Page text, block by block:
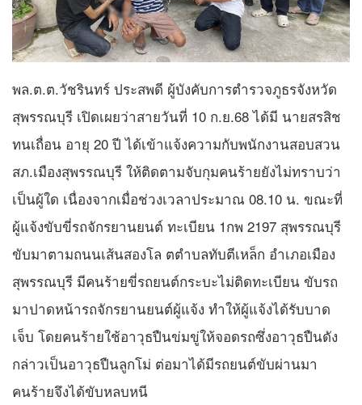
พล.ต.ต.วัชรินทร์ ประสพดี ผู้บังคับการตำรวจภูธรจังหวัด
สุพรรณบุรี เปิดเผยว่าสายวันที่ 10 ก.ย.68 ได้มี นายสรสิช
ทนเถื่อน อายุ 20 ปี ได้เข้าแจ้งความกับพนักงานสอบสวน
สภ.เมืองสุพรรณบุรี ให้ติดตามจับกุมคนร้ายยังไม่ทราบว่า
เป็นผู้ใด เนื่องจากเมื่อช่วงเวลาประมาณ 08.10 น. ขณะที่
ผู้แจ้งขับขี่รถจักรยานยนต์ ทะเบียน 1กพ 2197 สุพรรณบุรี
ขับมาตามถนนเส้นสองโล ตตำบลทับตีเหล็ก อำเภอเมือง
สุพรรณบุรี มีคนร้ายขี่รถยนต์กระบะไม่ติดทะเบียน ขับรถ
มาปาดหน้ารถจักรยานยนต์ผู้แจ้ง ทำให้ผู้แจ้งได้รับบาด
เจ็บ โดยคนร้ายใช้อาวุธปืนข่มขู่ให้จอดรถซึ่งอาวุธปืนดัง
กล่าวเป็นอาวุธปืนลูกโม่ ต่อมาได้มีรถยนต์ขับผ่านมา
คนร้ายจึงได้ขับหลบหนี